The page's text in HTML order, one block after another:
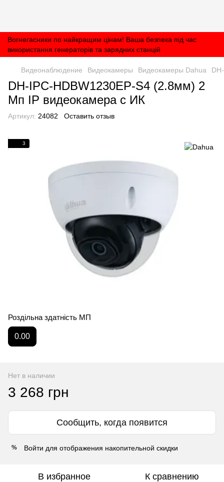
Вогнегасники по найкращим цінам! Ваша безпека під час
використання генераторів та зарядних станцій
Видеонаблюдение Видеокамеры Видеокамеры Dahua
DH-IPC-HDBW1230EP-S4 (2.8мм) 2
Мп IP видеокамера с ИК
Артикул: 24082 Оставить отзыв
3
Роздільна здатність МП
0.00
Нет в наличии
3 268 грн
Сообщить, когда появится
% Войти для отображения накопительной скидки
В избранное К сравнению